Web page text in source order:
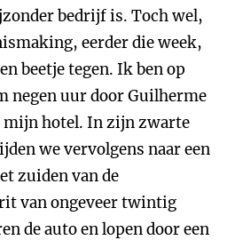
bedrijf is. Toch wel,
eerder die week,
beetje tegen. Ik ben op
negen uur door Guilherme
hotel. In zijn zwarte
we vervolgens naar een
zuiden van de
van ongeveer twintig
de auto en lopen door een